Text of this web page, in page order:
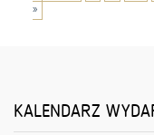
»
KALENDARZ